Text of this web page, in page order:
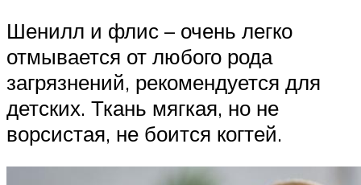
Шенилл и флис – очень легко
отмывается от любого рода
загрязнений, рекомендуется для
детских. Ткань мягкая, но не
ворсистая, не боится когтей.